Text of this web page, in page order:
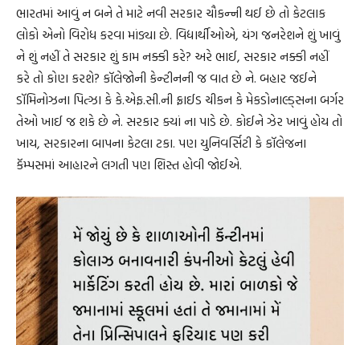
ભારતમાં આવું ન બને તે માટે નવી સરકાર ચૌકન્ની થઈ છે તો કેટલાક
લોકો એનો વિરોધ કરવા માંડ્યા છે. વિદ્યાર્થીઓએ, યંગ જનરેશને શું ખાવું
ને શું નહીં તે સરકાર શું કામ નક્કી કરે? અરે ભાઈ, સરકાર નક્કી નહીં
કરે તો કોણ કરશે? કૉલેજોની કેન્ટીનની જ વાત છે ને. બહાર જઈને
ડૉમિનોઝના પિત્ઝા કે કે.એફ.સી.ની ફ્રાઈડ ચીકન કે મેકડોનાલ્ડ્સના બર્ગર
તેઓ ખાઈ જ શકે છે ને. સરકાર ક્યાં ના પાડે છે. કોઈને ઝેર ખાવું હોય તો
ખાય, સરકારના બાપના કેટલા ટકા. પણ યુનિવર્સિટી કે કૉલેજના
કૅમ્પસમાં આહારને લગતી પણ શિસ્ત હોવી જોઈએ.